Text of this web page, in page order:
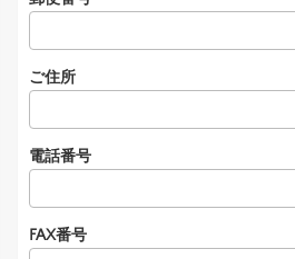
ご住所
電話番号
FAX番号